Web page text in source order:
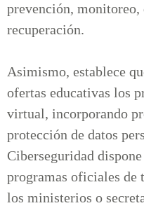
prevención,
recuperación.
Asimismo, establece
ofertas educativas los
virtual, incorporando
protección de datos
Ciberseguridad
programas oficiales de
los ministerios o